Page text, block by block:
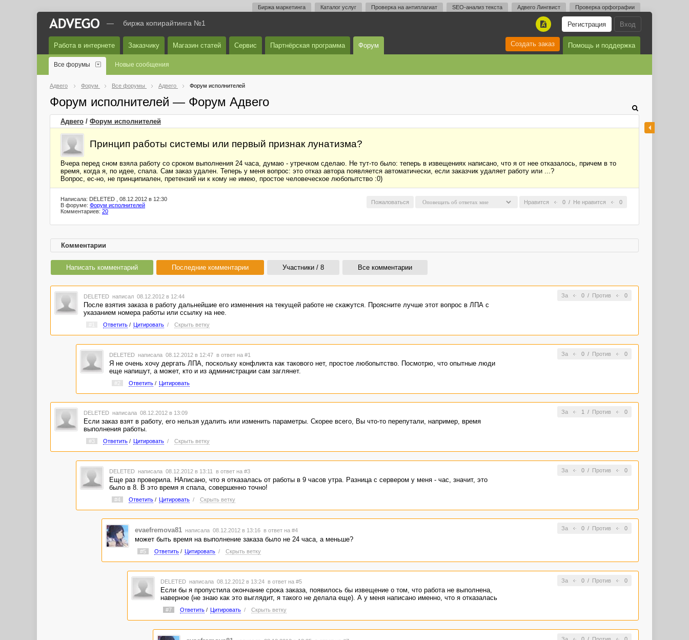
Биржа маркетинга Каталог услуг Проверка на антиплагиат SEO-анализ текста Адвего Лингвист Проверка орфографии
Вход
Регистрация
A
— биржа копирайтинга №1
Работа в интернете Заказчику Магазин статей Сервис Партнёрская программа Форум Помощь и поддержка
Создать заказ
Все форумы Новые сообщения
Адвего Форум Все форумы Адвего Форум исполнителей
Форум исполнителей — Форум Адвего
Адвего / Форум исполнителей
Принцип работы системы или первый признак лунатизма?
Вчера перед сном взяла работу со сроком выполнения 24 часа, думаю - утречком сделаю. Не тут-то было: теперь в извещениях написано, что я от нее отказалось, причем в то
время, когда я, по идее, спала. Сам заказ удален. Теперь у меня вопрос: это отказ автора появляется автоматически, если заказчик удаляет работу или ...?
Вопрос, ес-но, не принципиален, претензий ни к кому не имею, простое человеческое любопытство :0)
Нравится 0 / Не нравится 0
Пожаловаться
Написала: DELETED , 08.12.2012 в 12:30
В форуме: Форум исполнителей
Комментариев: 20
Комментарии
Написать комментарий Последние комментарии Участники / 8 Все комментарии
За 0/ Против 0
DELETED написал 08.12.2012 в 12:44
После взятия заказа в работу дальнейшие его изменения на текущей работе не скажутся. Проясните лучше этот вопрос в ЛПА с
указанием номера работы или ссылку на нее.
Ответить/ Цитировать / Скрыть ветку
За 0/ Против 0
DELETED написала 08.12.2012 в 12:47 в ответ на #1
Я не очень хочу дергать ЛПА, поскольку конфликта как такового нет, простое любопытство. Посмотрю, что опытные люди
еще напишут, а может, кто и из администрации сам заглянет.
#2 Ответить/ Цитировать
За 1 / Против 0
DELETED написала 08.12.2012 в 13:09
Если заказ взят в работу, его нельзя удалить или изменить параметры. Скорее всего, Вы что-то перепутали, например, время
выполнения работы.
#3 Ответить/ Цитировать / Скрыть ветку
За 0/ Против 0
DELETED написала 08.12.2012 в 13:11 в ответ на #3
Еще раз проверила. НАписано, что я отказалась от работы в 9 часов утра. Разница с сервером у меня - час, значит, это
было в 8. В это время я спала, совершенно точно!
#4 Ответить/ Цитировать / Скрыть ветку
За 0/ Против 0
evaefremova81 написала 08.12.2012 в 13:16 в ответ на #4
может быть время на выполнение заказа было не 24 часа, а меньше?
#5 Ответить/ Цитировать / Скрыть ветку
За 0/ Против 0
DELETED написала 08.12.2012 в 13:24 в ответ на #5
Если бы я пропустила окончание срока заказа, появилось бы извещение о том, что работа не выполнена,
наверное (не знаю как это выглядит, я такого не делала еще). А у меня написано именно, что я отказалась
#7 Ответить/ Цитировать / Скрыть ветку
За 0/ Против 0